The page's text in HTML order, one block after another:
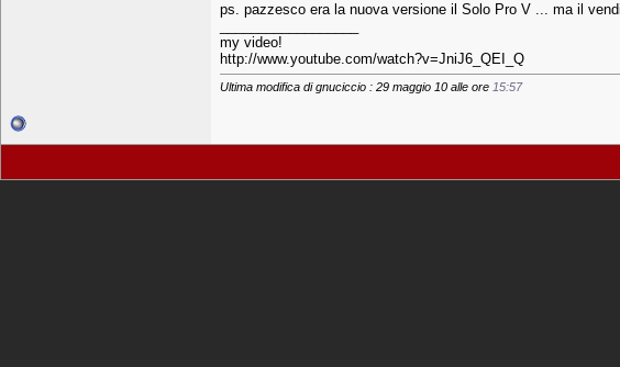
ps. pazzesco era la nuova versione il Solo Pro V ... ma il
my video!
http://www.youtube.com/watch?v=JniJ6_QEI_Q
Ultima modifica di gnuciccio : 29 maggio 10 alle ore 15:57